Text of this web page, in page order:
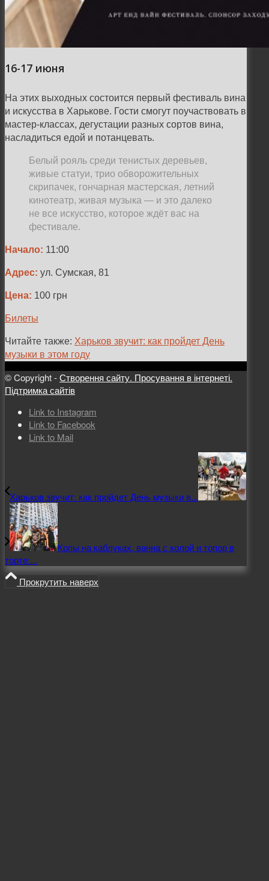
16-17 июня
На этих выходных состоится первый фестиваль вина
и искусства в Харькове. Гости смогут поучаствовать в
мастер-классах, дегустации разных сортов вина,
насладиться едой и потанцевать.
Белый рояль среди тенистых деревьев,
живые статуи, трио обворожительных
скрипачек, гончарная мастерская, летний
кинотеатр, живая музыка — и это далеко
не все искусство, которое ждёт вас на
фестивале.
Начало: 11:00
Адрес: ул. Сумская, 81
Цена: 100 грн
Билеты
Читайте также: Харьков звучит: как пройдет День
музыки в этом году
© Copyright -Створення сайту. Просування в інтернеті.
Підтримка сайтів
Link to Instagram
Link to Facebook
Link to Mail
Харьков звучит: как пройдет День музыки в...
Копы на каблуках, ванна с колой и топор в
торте:...
Прокрутить наверх